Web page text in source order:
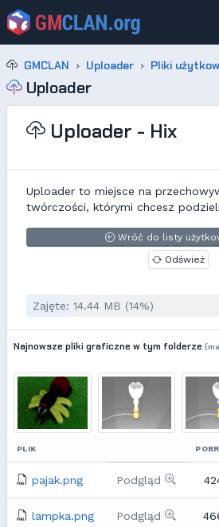
GMCLAN Uploader Pliki
Uploader
Uploader - Hix
Uploader to miejsce na
twórczości, którymi chcesz
Wróć do listy
Odśwież
Zajęte: 14.44 MB (14%)
Najnowsze pliki graficzne w tym folderze
PLIK
pajak.png Podgląd
lampka.png Podgląd